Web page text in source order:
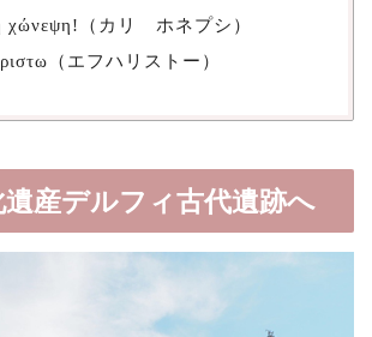
χώνεψη!（カリ ホネプシ）
（エフハリストー）
遺産デルフィ古代遺跡へ